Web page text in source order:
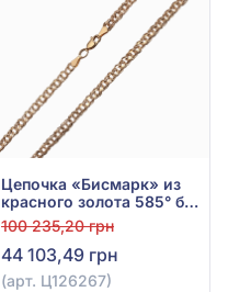
Цепочка «Бисмарк» из
красного золота 585° без
вставки, арт. Ц126267
100 235,20 грн
44 103,49 грн
(арт. Ц126267)